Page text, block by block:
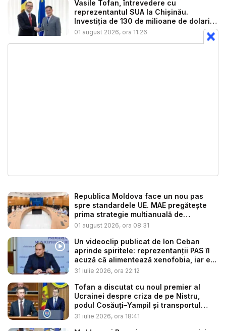
Vasile Tofan, întrevedere cu
reprezentantul SUA la Chișinău.
Investiția de 130 de milioane de dolari
p...
01 august 2026, ora 11:26
Republica Moldova face un nou pas
spre standardele UE. MAE pregătește
prima strategie multianuală de
coopera...
01 august 2026, ora 08:31
Un videoclip publicat de Ion Ceban
aprinde spiritele: reprezentanții PAS îl
acuză că alimentează xenofobia, iar e...
31 iulie 2026, ora 22:12
Tofan a discutat cu noul premier al
Ucrainei despre criza de pe Nistru,
podul Cosăuți–Yampil și transportul
cer...
31 iulie 2026, ora 18:41